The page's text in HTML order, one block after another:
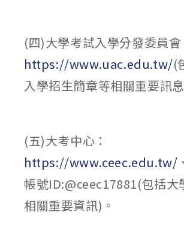
(四)大學考試入學分發委員會
https://www.uac.edu.tw/(
入學招生簡章等相關重要訊息
(五)大考中心：
https://www.ceec.edu.tw/
帳號ID:@ceec17881(包括大
相關重要資訊)。